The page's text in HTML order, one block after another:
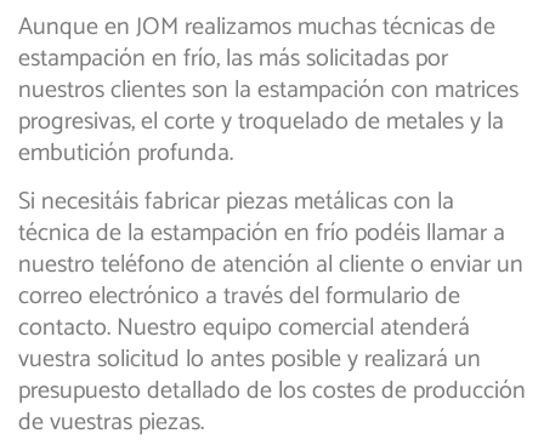
Aunque en JOM realizamos muchas técnicas de
estampación en frío, las más solicitadas por
nuestros clientes son la estampación con matrices
progresivas, el corte y troquelado de metales y la
embutición profunda.
Si necesitáis fabricar piezas metálicas con la
técnica de la estampación en frío podéis llamar a
nuestro teléfono de atención al cliente o enviar un
correo electrónico a través del formulario de
contacto. Nuestro equipo comercial atenderá
vuestra solicitud lo antes posible y realizará un
presupuesto detallado de los costes de producción
de vuestras piezas.